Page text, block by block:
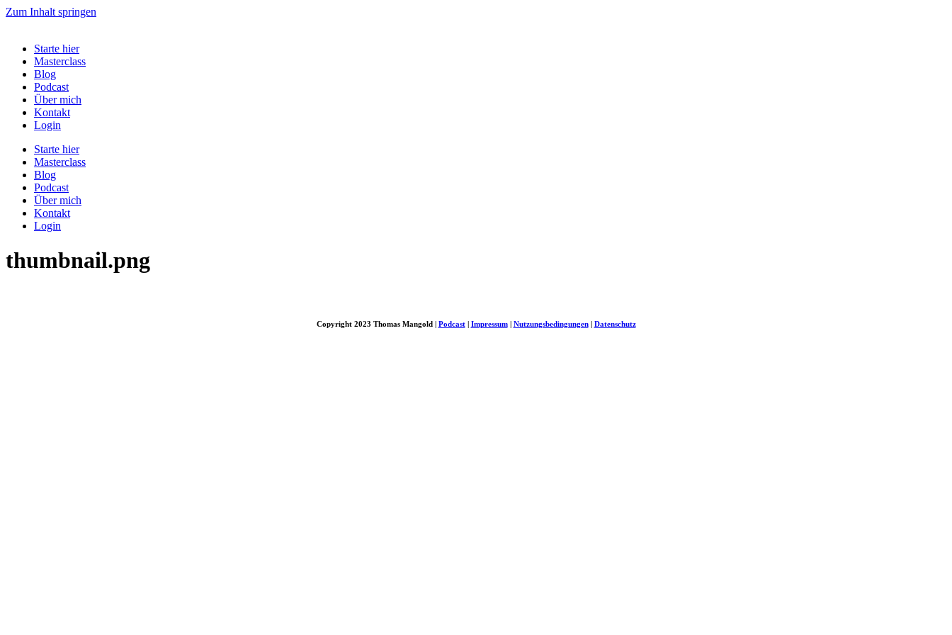
Zum Inhalt springen
Starte hier
Masterclass
Blog
Podcast
Über mich
Kontakt
Login
Starte hier
Masterclass
Blog
Podcast
Über mich
Kontakt
Login
thumbnail.png
Copyright 2023 Thomas Mangold | Podcast| Impressum| Nutzungsbedingungen| Datenschutz